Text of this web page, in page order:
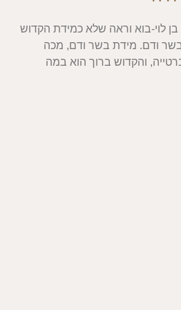
לוי-בוא וראה שלא כמידת הקדוש
ודם. מידת בשר ודם, מכה
והקדוש ברוך הוא במה